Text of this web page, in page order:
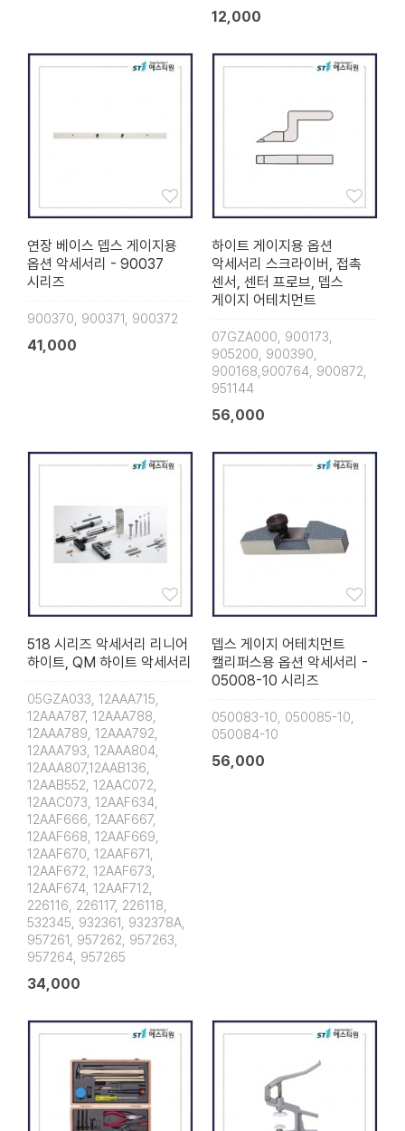
12,000
연장 베이스 뎁스 게이지용
옵션 악세서리 - 90037
시리즈
900370, 900371, 900372
41,000
하이트 게이지용 옵션
악세서리 스크라이버, 접촉
센서, 센터 프로브, 뎁스
게이지 어테치먼트
07GZA000, 900173,
905200, 900390,
900168,900764, 900872,
951144
56,000
518 시리즈 악세서리 리니어
하이트, QM 하이트 악세서리
05GZA033, 12AAA715,
12AAA787, 12AAA788,
12AAA789, 12AAA792,
12AAA793, 12AAA804,
12AAA807,12AAB136,
12AAB552, 12AAC072,
12AAC073, 12AAF634,
12AAF666, 12AAF667,
12AAF668, 12AAF669,
12AAF670, 12AAF671,
12AAF672, 12AAF673,
12AAF674, 12AAF712,
226116, 226117, 226118,
532345, 932361, 932378A,
957261, 957262, 957263,
957264, 957265
34,000
뎁스 게이지 어테치먼트
캘리퍼스용 옵션 악세서리 -
05008-10 시리즈
050083-10, 050085-10,
050084-10
56,000